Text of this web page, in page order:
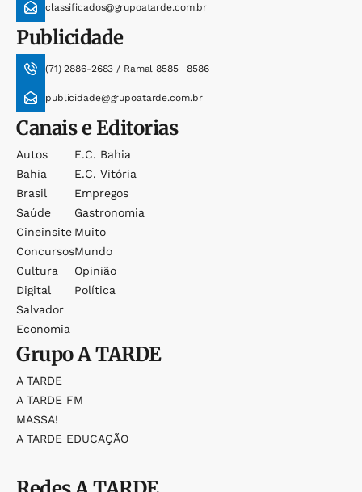
classificados@grupoatarde.com.br
Publicidade
(71) 2886-2683 / Ramal 8585 | 8586
publicidade@grupoatarde.com.br
Canais e Editorias
Autos
Bahia
Brasil
Saúde
Cineinsite
Concursos
Cultura
Digital
Salvador
Economia
E.c. Bahia
E.c. Vitória
Empregos
Gastronomia
Muito
Mundo
Opinião
Política
GrupoA TARDE
A TARDE
A TARDE FM
MASSA!
A TARDE EDUCAÇÃO